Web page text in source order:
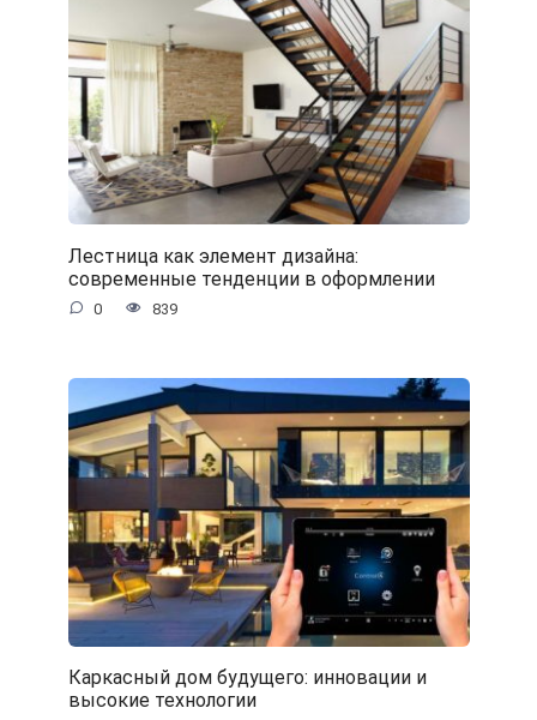
Лестница как элемент дизайна:
современные тенденции в оформлении
0 839
Каркасный дом будущего: инновации и
высокие технологии